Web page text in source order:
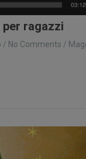
per ragazzi
/ No Comments /